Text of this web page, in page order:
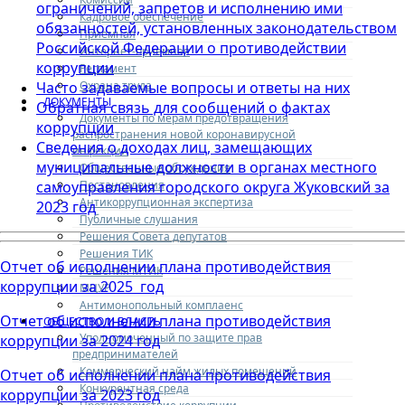
Кадровое обеспечение
Приемная
Интернет-приемная
Регламент
Охрана труда
ДОКУМЕНТЫ
Документы по мерам предотвращения
распространения новой коронавирусной
инфекции
Общественные обсуждения
Постановления
Антикоррупционная экспертиза
Публичные слушания
Решения Совета депутатов
Решения ТИК
Решения МТИК
МЦУР
Антимонопольный комплаенс
ОБЩЕСТВО И ВЛАСТЬ
Уполномоченный по защите прав
предпринимателей
Коммерческий найм жилых помещений
Конкурентная среда
ограничений, запретов и исполнению ими
обязанностей, установленных законодательством
Российской Федерации о противодействии
коррупции
Часто задаваемые вопросы и ответы на них
Обратная связь для сообщений о фактах
коррупции
Сведения о доходах лиц, замещающих
муниципальные должности в органах местного
самоуправления городского округа Жуковский за
2023 год
Отчет об исполнении плана противодействия
коррупции за 2025 год
Отчет об исполнении плана противодействия
коррупции за 2024 год
Отчет об исполнении плана противодействия
коррупции за 2023 год